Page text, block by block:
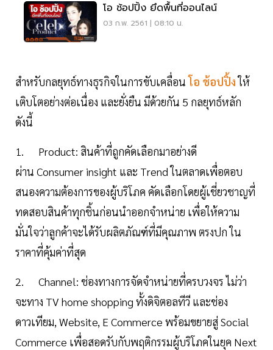
โอ ช้อปปิ้ง ยึดพื้นที่ออนไลน์
03 ก.พ. 2561 | 08:10 น.
สำหรับกลยุทธ์ทางธุรกิจในการขับเคลื่อนโอ ช้อปปิ้งให้
เติบโตอย่างต่อเนื่อง และยั่งยืน มีด้วยกัน 5 กลยุทธ์หลัก
ดังนี้
1. Product: สินค้าที่ถูกคัดเลือกมาอย่างดี
ผ่าน Consumer insight และ Trend ในตลาดเพื่อตอบ
สนองความต้องการของผู้บริโภค คัดเลือกโดยผู้เชี่ยวชาญที่
ทดสอบสินค้าทุกชิ้นก่อนนำออกจำหน่าย เพื่อให้ความ
มั่นใจว่าลูกค้าจะได้รับผลิตภัณฑ์ที่มีคุณภาพ ตรงปก ใน
ราคาที่คุ้มค่าที่สุด
2. Channel: ช่องทางการจัดจำหน่ายที่ครบวงจร ไม่ว่า
จะทาง TV home shopping ทั้งดิจิตอลทีวี และช่อง
ดาวเทียม, Website, E Commerce พร้อมขยายสู่ Social
Commerce เพื่อสอดรับกับพฤติกรรมผู้บริโภคในยุค Next